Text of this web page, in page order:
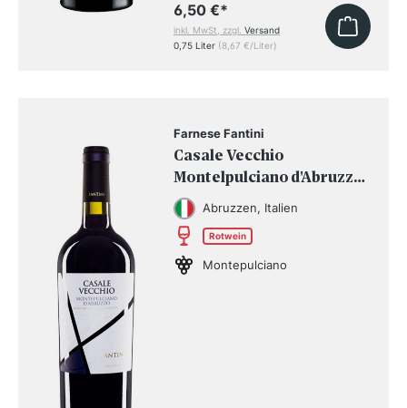
6,50 €*
inkl. MwSt, zzgl.Versand
0,75 Liter (8,67 €/Liter)
Farnese Fantini
Casale Vecchio
Montelpulciano d'Abruzzo
DOC 2023
Abruzzen, Italien
Rotwein
Montepulciano